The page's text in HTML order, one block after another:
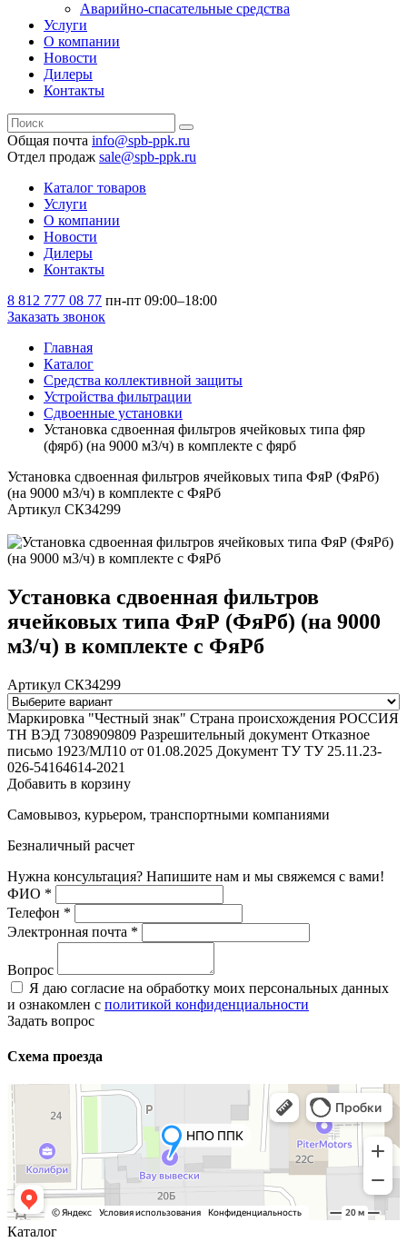
Аварийно-спасательные средства
Услуги
О компании
Новости
Дилеры
Контакты
Общая почта info@spb-ppk.ru
Отдел продаж sale@spb-ppk.ru
Каталог товаров
Услуги
О компании
Новости
Дилеры
Контакты
8 812 777 08 77 пн-пт 09:00–18:00
Заказать звонок
Главная
Каталог
Средства коллективной защиты
Устройства фильтрации
Сдвоенные установки
Установка сдвоенная фильтров ячейковых типа фяр
(фярб) (на 9000 м3/ч) в комплекте с фярб
Установка сдвоенная фильтров ячейковых типа ФяР (ФяРб)
(на 9000 м3/ч) в комплекте с ФяРб
Артикул СКЗ4299
Установка сдвоенная фильтров
ячейковых типа ФяР (ФяРб) (на 9000
м3/ч) в комплекте с ФяРб
Артикул СКЗ4299
Маркировка "Честный знак" Страна происхождения РОССИЯ
ТН ВЭД 7308909809 Разрешительный документ Отказное
письмо 1923/МЛ10 от 01.08.2025 Документ ТУ ТУ 25.11.23-
026-54164614-2021
Добавить в корзину
Самовывоз, курьером, транспортными компаниями
Безналичный расчет
Нужна консультация? Напишите нам и мы свяжемся с вами!
ФИО *
Телефон *
Электронная почта *
Вопрос
Я даю согласие на обработку моих персональных данных
и ознакомлен с политикой конфиденциальности
Задать вопрос
Схема проезда
Каталог